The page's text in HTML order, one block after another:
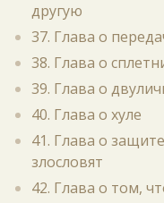
другую
37. Глава о
38. Глава о
39. Глава о
40. Глава о хуле
41. Глава о
злословят
42. Глава о том,